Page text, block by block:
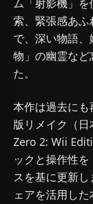
索、緊張感あ
で、深い物語
物」の幽霊な
た。
本作は過去に
版リメイク（
Zero 2: Wii
ックと操作性
スを基に更新
ェアを活用し